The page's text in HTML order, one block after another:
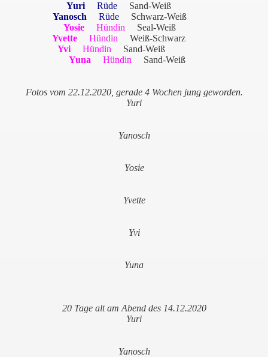
YuriRüdeSand-Weiß
Yanosch Rüde Schwarz-Weiß
Yosie
Hündin Seal-Weiß
Yvette
Hündin Weiß-Schwarz
Yvi Hündin Sand-Weiß
Yuna Hündin Sand-Weiß
Fotos vom 22.12.2020, gerade 4 Wochen jung geworden.
Yuri
Yanosch
Yosie
Yvette
Yvi
Yuna
20 Tage alt am Abend des 14.12.2020
Yuri
Yanosch